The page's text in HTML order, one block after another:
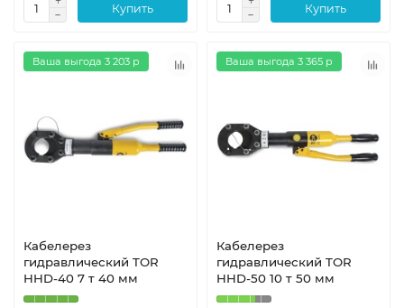
Купить Купить
Ваша выгода 3 203 р
Кабелерез
гидравлический TOR
HHD-40 7 т 40 мм
Ваша выгода 3 365 р
Кабелерез
гидравлический TOR
HHD-50 10 т 50 мм